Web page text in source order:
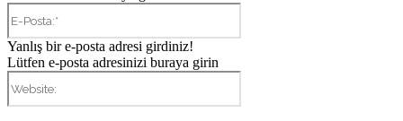
Yanlış bir e-posta adresi girdiniz!
Lütfen e-posta adresinizi buraya girin